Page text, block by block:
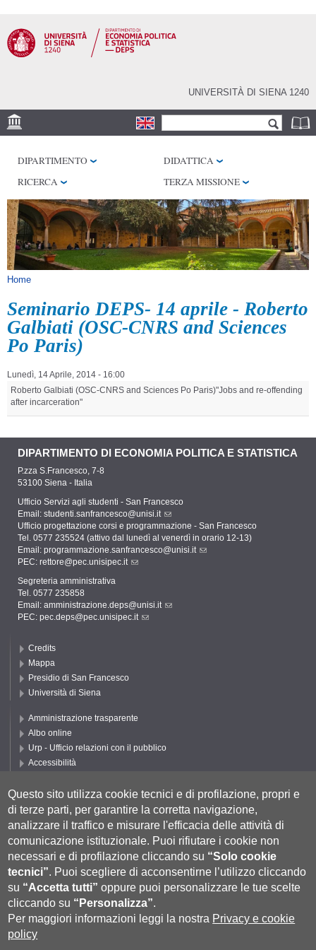
contenuto
principale
UNIVERSITÀ DI SIENA 1240
Form di ricerca
CENTRI DI RICERCA
BIBLIOTECHE
SERVIZI
SEM
DIPARTIMENTO
DIDATTICA
RICERCA
TERZA MISSIONE
Tu sei qui
Home
Seminario DEPS- 14 aprile - Roberto
Galbiati (OSC-CNRS and Sciences
Po Paris)
Lunedì, 14 Aprile, 2014 - 16:00
Roberto Galbiati (OSC-CNRS and Sciences Po Paris)"Jobs and re-offending
after incarceration"
DIPARTIMENTO DI ECONOMIA POLITICA E STATISTICA
P.zza S.Francesco, 7-8
53100 Siena - Italia
Ufficio Servizi agli studenti - San Francesco
Email: studenti.sanfrancesco@unisi.it
Ufficio progettazione corsi e programmazione - San Francesco
Tel. 0577 235524 (attivo dal lunedì al venerdì in orario 12-13)
Email: programmazione.sanfrancesco@unisi.it
PEC: rettore@pec.unisipec.it
Segreteria amministrativa
Tel. 0577 235858
Email: amministrazione.deps@unisi.it
PEC: pec.deps@pec.unisipec.it
Credits
Mappa
Presidio di San Francesco
Università di Siena
Amministrazione trasparente
Albo online
Urp - Ufficio relazioni con il pubblico
Accessibilità
Cookie settings
Segui DEPS
Questo sito utilizza cookie tecnici e di profilazione, propri e
di terze parti, per garantire la corretta navigazione,
analizzare il traffico e misurare l'efficacia delle attività di
comunicazione istituzionale. Puoi rifiutare i cookie non
necessari e di profilazione cliccando su “Solo cookie
tecnici”. Puoi scegliere di acconsentirne l’utilizzo cliccando
su “Accetta tutti” oppure puoi personalizzare le tue scelte
cliccando su “Personalizza”.
Per maggiori informazioni leggi la nostra Privacy e cookie
policy